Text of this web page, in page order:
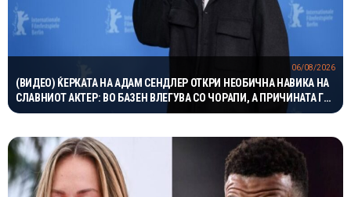
(ВИДЕО) ЌЕРКАТА НА АДАМ СЕНДЛЕР ОТКРИ НЕОБИЧНА НАВИКА НА
СЛАВНИОТ АКТЕР: ВО БАЗЕН ВЛЕГУВА СО ЧОРАПИ, А ПРИЧИНАТА ГИ
НАСМЕА СИТЕ
06/08/2026